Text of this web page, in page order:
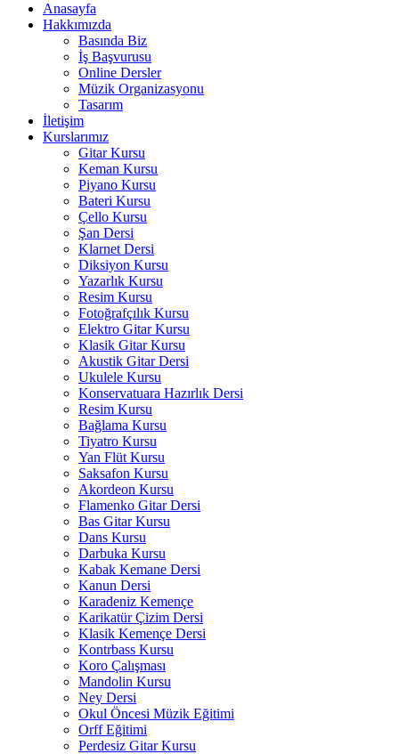
Anasayfa
Hakkımızda
Basında Biz
İş Başvurusu
Online Dersler
Müzik Organizasyonu
Tasarım
İletişim
Kurslarımız
Gitar Kursu
Keman Kursu
Piyano Kursu
Bateri Kursu
Çello Kursu
Şan Dersi
Klarnet Dersi
Diksiyon Kursu
Yazarlık Kursu
Resim Kursu
Fotoğrafçılık Kursu
Elektro Gitar Kursu
Klasik Gitar Kursu
Akustik Gitar Dersi
Ukulele Kursu
Konservatuara Hazırlık Dersi
Resim Kursu
Bağlama Kursu
Tiyatro Kursu
Yan Flüt Kursu
Saksafon Kursu
Akordeon Kursu
Flamenko Gitar Dersi
Bas Gitar Kursu
Dans Kursu
Darbuka Kursu
Kabak Kemane Dersi
Kanun Dersi
Karadeniz Kemençe
Karikatür Çizim Dersi
Klasik Kemençe Dersi
Kontrbass Kursu
Koro Çalışması
Mandolin Kursu
Ney Dersi
Okul Öncesi Müzik Eğitimi
Orff Eğitimi
Perdesiz Gitar Kursu